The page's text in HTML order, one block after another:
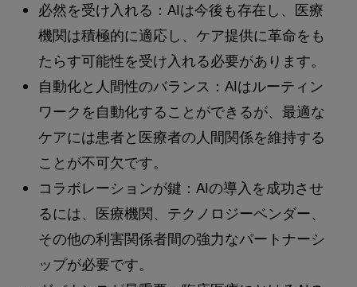
必然を受け入れる：AIは今後も存在し、医療
機関は積極的に適応し、ケア提供に革命をも
たらす可能性を受け入れる必要があります。
自動化と人間性のバランス：AIはルーティン
ワークを自動化することができるが、最適な
ケアには患者と医療者の人間関係を維持する
ことが不可欠です。
コラボレーションが鍵：AIの導入を成功させ
るには、医療機関、テクノロジーベンダー、
その他の利害関係者間の強力なパートナーシ
ップが必要です。